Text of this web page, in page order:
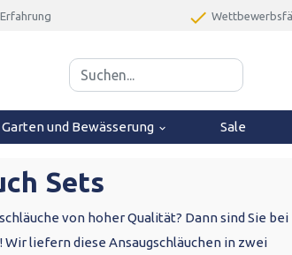
done
Garten und Bewässerung keyboard_arrow_down Sale
Sets
von hoher Qualität? Dann sind Sie bei
Wir liefern diese Ansaugschläuchen in zwei